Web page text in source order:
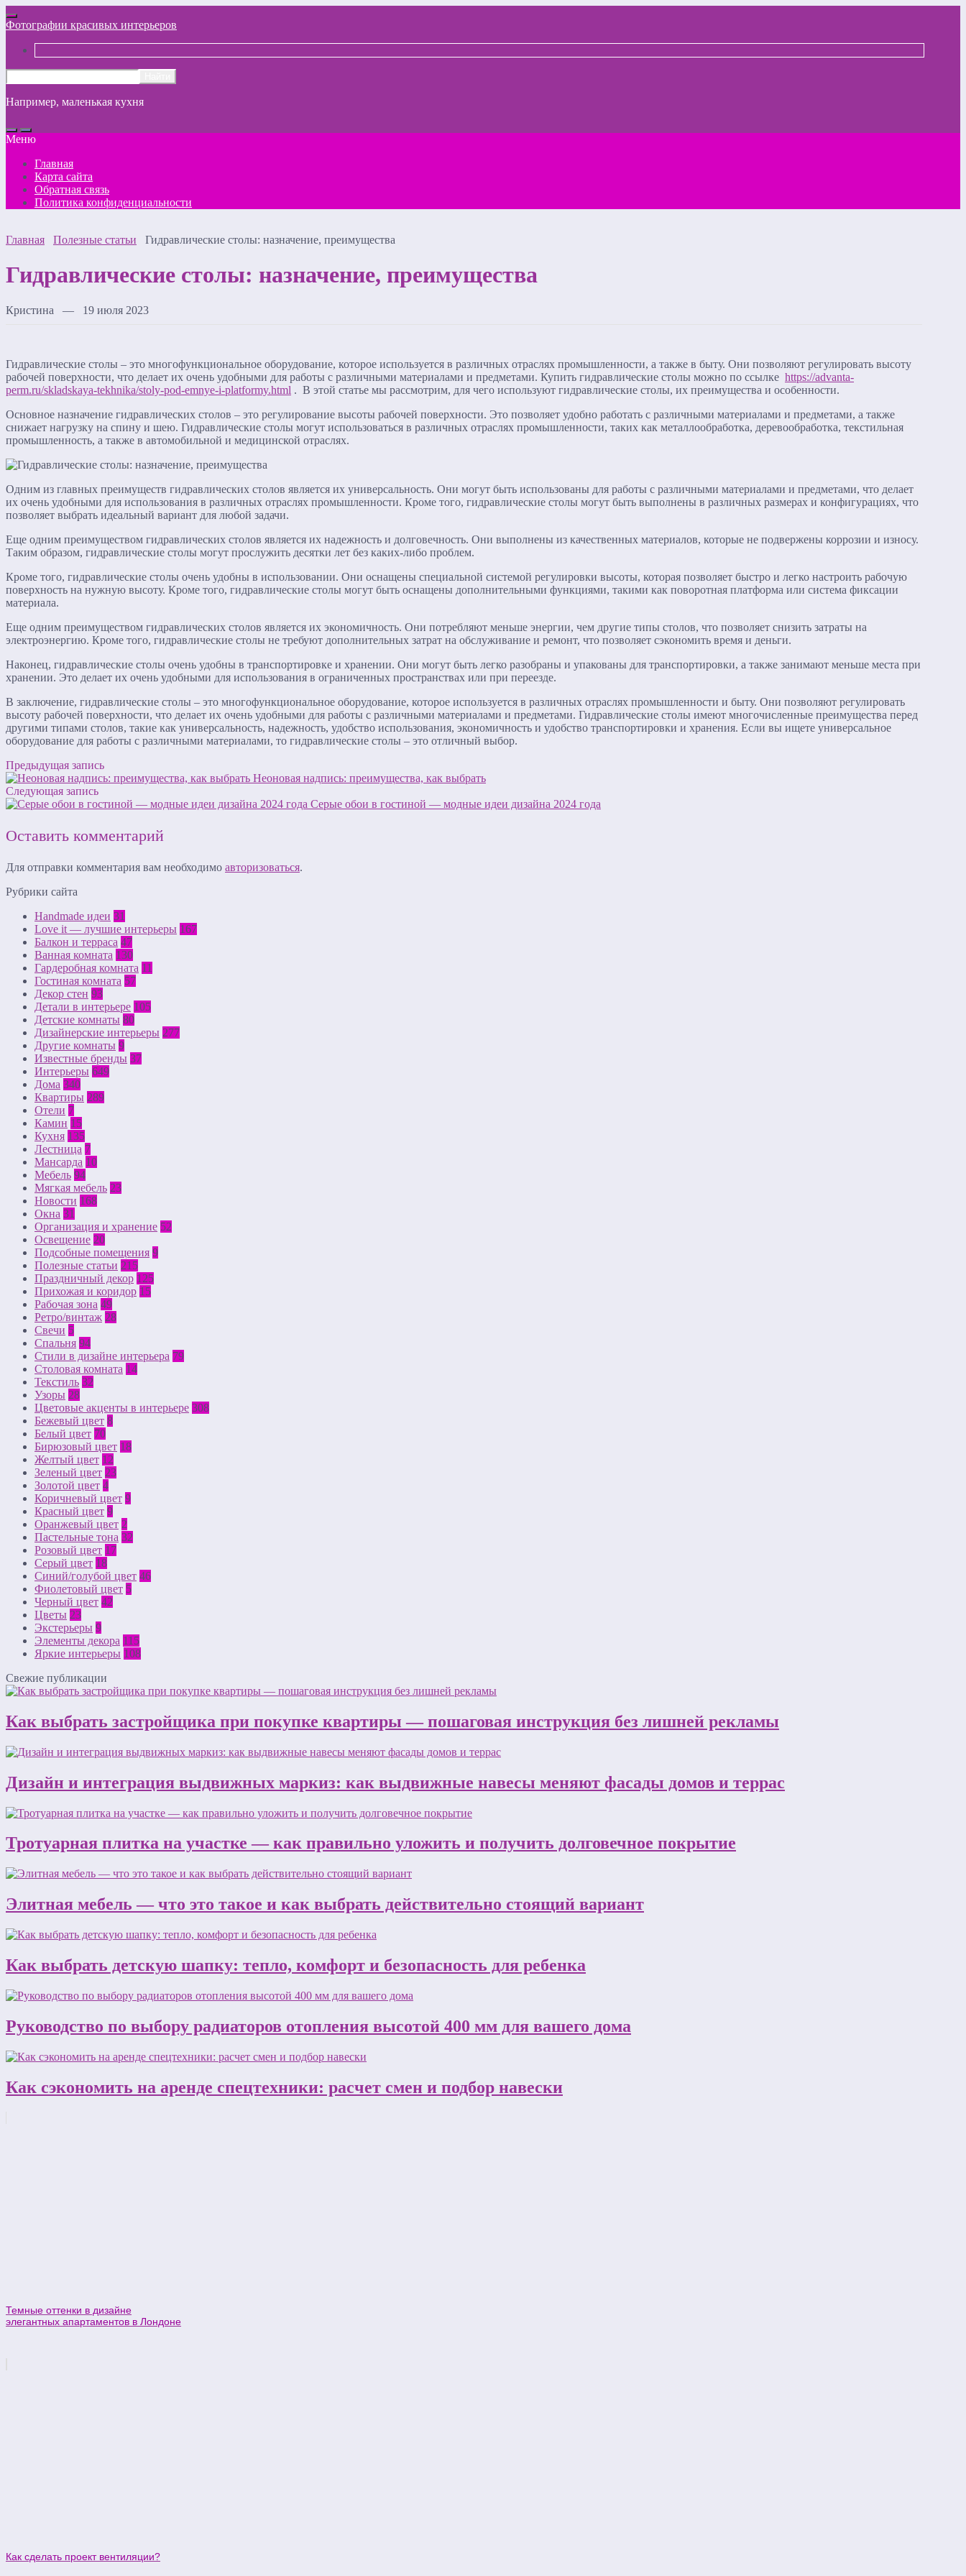
Фотографии красивых интерьеров
Например, маленькая кухня
Меню
Главная
Карта сайта
Обратная связь
Политика конфиденциальности
Главная Полезные статьи Гидравлические столы: назначение, преимущества
Гидравлические столы: назначение, преимущества
Кристина — 19 июля 2023
Гидравлические столы – это многофункциональное оборудование, которое используется в различных отраслях промышленности, а также в быту. Они позволяют регулировать высоту
рабочей поверхности, что делает их очень удобными для работы с различными материалами и предметами. Купить гидравлические столы можно по ссылке https://advanta-
perm.ru/skladskaya-tekhnika/stoly-pod-emnye-i-platformy.html . В этой статье мы рассмотрим, для чего используют гидравлические столы, их преимущества и особенности.
Основное назначение гидравлических столов – это регулирование высоты рабочей поверхности. Это позволяет удобно работать с различными материалами и предметами, а также
снижает нагрузку на спину и шею. Гидравлические столы могут использоваться в различных отраслях промышленности, таких как металлообработка, деревообработка, текстильная
промышленность, а также в автомобильной и медицинской отраслях.
Одним из главных преимуществ гидравлических столов является их универсальность. Они могут быть использованы для работы с различными материалами и предметами, что делает
их очень удобными для использования в различных отраслях промышленности. Кроме того, гидравлические столы могут быть выполнены в различных размерах и конфигурациях, что
позволяет выбрать идеальный вариант для любой задачи.
Еще одним преимуществом гидравлических столов является их надежность и долговечность. Они выполнены из качественных материалов, которые не подвержены коррозии и износу.
Таким образом, гидравлические столы могут прослужить десятки лет без каких-либо проблем.
Кроме того, гидравлические столы очень удобны в использовании. Они оснащены специальной системой регулировки высоты, которая позволяет быстро и легко настроить рабочую
поверхность на нужную высоту. Кроме того, гидравлические столы могут быть оснащены дополнительными функциями, такими как поворотная платформа или система фиксации
материала.
Еще одним преимуществом гидравлических столов является их экономичность. Они потребляют меньше энергии, чем другие типы столов, что позволяет снизить затраты на
электроэнергию. Кроме того, гидравлические столы не требуют дополнительных затрат на обслуживание и ремонт, что позволяет сэкономить время и деньги.
Наконец, гидравлические столы очень удобны в транспортировке и хранении. Они могут быть легко разобраны и упакованы для транспортировки, а также занимают меньше места при
хранении. Это делает их очень удобными для использования в ограниченных пространствах или при переезде.
В заключение, гидравлические столы – это многофункциональное оборудование, которое используется в различных отраслях промышленности и быту. Они позволяют регулировать
высоту рабочей поверхности, что делает их очень удобными для работы с различными материалами и предметами. Гидравлические столы имеют многочисленные преимущества перед
другими типами столов, такие как универсальность, надежность, удобство использования, экономичность и удобство транспортировки и хранения. Если вы ищете универсальное
оборудование для работы с различными материалами, то гидравлические столы – это отличный выбор.
Предыдущая запись
Неоновая надпись: преимущества, как выбрать
Следующая запись
Серые обои в гостиной — модные идеи дизайна 2024 года
Оставить комментарий
Для отправки комментария вам необходимо авторизоваться.
Рубрики сайта
Handmade идеи 31
Love it — лучшие интерьеры 167
Балкон и терраса 47
Ванная комната 130
Гардеробная комната 11
Гостиная комната 57
Декор стен 93
Детали в интерьере 105
Детские комнаты 80
Дизайнерские интерьеры 277
Другие комнаты 9
Известные бренды 37
Интерьеры 649
Дома 340
Квартиры 289
Отели 7
Камин 15
Кухня 135
Лестница 7
Мансарда 10
Мебель 94
Мягкая мебель 23
Новости 168
Окна 31
Организация и хранение 52
Освещение 20
Подсобные помещения 9
Полезные статьи 215
Праздничный декор 125
Прихожая и коридор 15
Рабочая зона 49
Ретро/винтаж 28
Свечи 5
Спальня 94
Стили в дизайне интерьера 79
Столовая комната 14
Текстиль 32
Узоры 28
Цветовые акценты в интерьере 308
Бежевый цвет 8
Белый цвет 70
Бирюзовый цвет 18
Желтый цвет 12
Зеленый цвет 23
Золотой цвет 4
Коричневый цвет 9
Красный цвет 9
Оранжевый цвет 2
Пастельные тона 32
Розовый цвет 17
Серый цвет 18
Синий/голубой цвет 46
Фиолетовый цвет 5
Черный цвет 42
Цветы 23
Экстерьеры 9
Элементы декора 115
Яркие интерьеры 108
Свежие публикации
Как выбрать застройщика при покупке квартиры — пошаговая инструкция без лишней рекламы
Дизайн и интеграция выдвижных маркиз: как выдвижные навесы меняют фасады домов и террас
Тротуарная плитка на участке — как правильно уложить и получить долговечное покрытие
Элитная мебель — что это такое и как выбрать действительно стоящий вариант
Как выбрать детскую шапку: тепло, комфорт и безопасность для ребенка
Руководство по выбору радиаторов отопления высотой 400 мм для вашего дома
Как сэкономить на аренде спецтехники: расчет смен и подбор навески
Темные оттенки в дизайне
элегантных апартаментов в Лондоне
Как сделать проект вентиляции?